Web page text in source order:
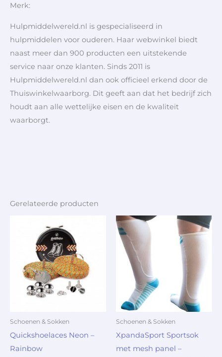
Merk:
Hulpmiddelwereld.nl is gespecialiseerd in
hulpmiddelen voor ouderen. Haar webwinkel biedt
naast meer dan 900 producten een uitstekende
service naar onze klanten. Sinds 2011 is
Hulpmiddelwereld.nl dan ook officieel erkend door de
Thuiswinkelwaarborg. Dit geeft aan dat het bedrijf zich
houdt aan alle wettelijke eisen en de kwaliteit
waarborgt.
Gerelateerde producten
Schoenen & Sokken
Quickshoelaces Neon –
Rainbow
Schoenen & Sokken
XpandaSport Sportsok
met mesh panel –